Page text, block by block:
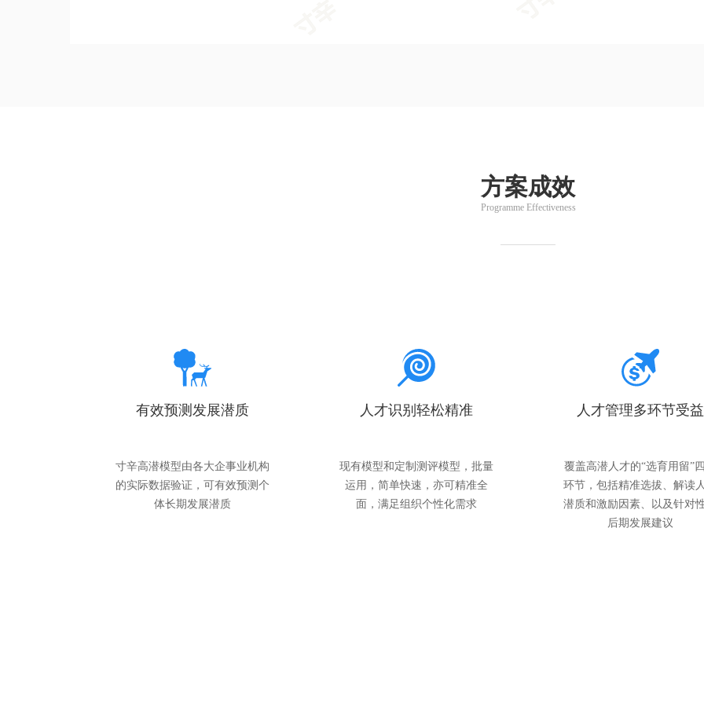
方案成效
Programme Effectiveness
有效预测发展潜质
寸辛高潜模型由各大企事业机构
的实际数据验证，可有效预测个
体长期发展潜质
人才识别轻松精准
现有模型和定制测评模型，批量
运用，简单快速，亦可精准全
面，满足组织个性化需求
人才管理多环节受益
覆盖高潜人才的“选育用留”
环节，包括精准选拔、解读
潜质和激励因素、以及针对
后期发展建议